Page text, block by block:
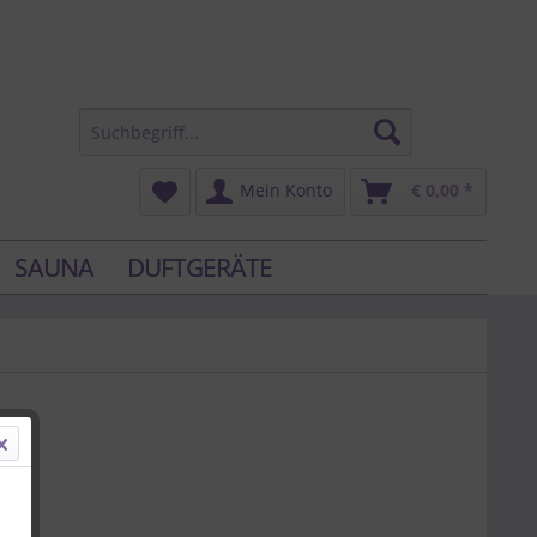
Mein Konto € 0,00 *
SAUNA DUFTGERÄTE